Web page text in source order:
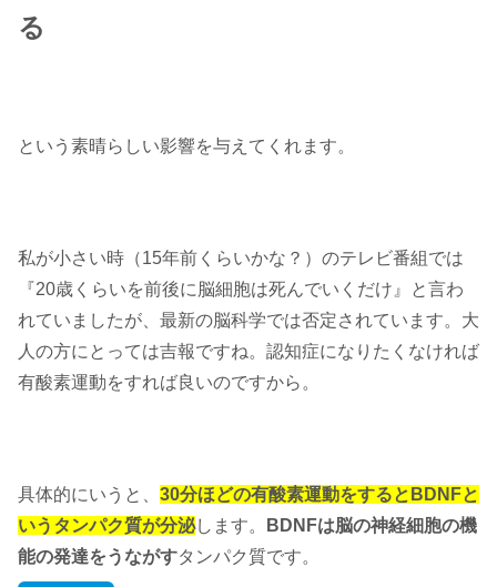
る
という素晴らしい影響を与えてくれます。
私が小さい時（15年前くらいかな？）のテレビ番組では
『20歳くらいを前後に脳細胞は死んでいくだけ』と言わ
れていましたが、最新の脳科学では否定されています。大
人の方にとっては吉報ですね。認知症になりたくなければ
有酸素運動をすれば良いのですから。
具体的にいうと、 30分ほどの有酸素運動をするとBDNFと
いうタンパク質が分泌します。
BDNFは脳の神経細胞の機
能の発達をうながすタンパク質です。